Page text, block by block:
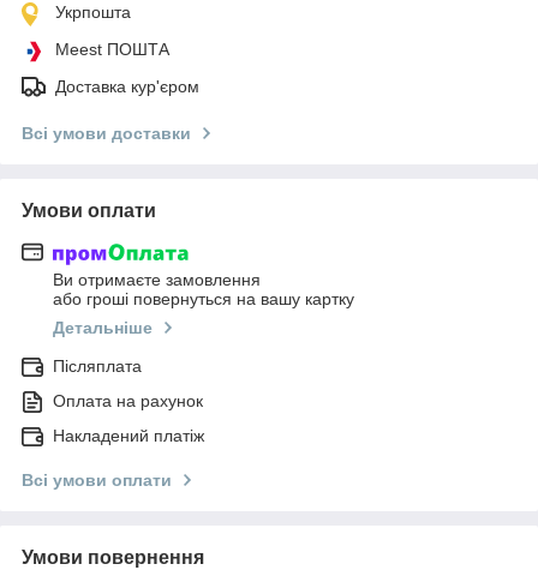
Укрпошта
Meest ПОШТА
Доставка кур'єром
Всі умови доставки
Умови оплати
Ви отримаєте замовлення
або гроші повернуться на вашу картку
Детальніше
Післяплата
Оплата на рахунок
Накладений платіж
Всі умови оплати
Умови повернення